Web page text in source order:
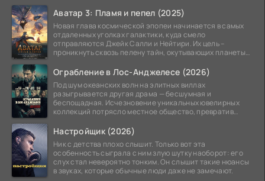
Аватар 3: Пламя и пепел (2025)
Новая глава космической эпопеи начинается в самых
отдаленных уголках галактики, куда смело
отправляются Джейк Салли и Нейтири. Их цель –
проникнуть сквозь пелену тайн, окутывающих планеты
Ограбление в Лос-Анджелесе (2026)
Под шум океанских волн на элитных виллах
разыгрывается другая драма — бесшумная и
беспощадная. Исчезновение уникальных ювелирных
коллекций потрясло местное общество, превратив
Настройщик (2026)
Ник с детства плохо слышит. Только вот эта
особенность сыграла с ним злую шутку наоборот: его
слух стал невероятно тонким. Он слышит такие нюансы
в звуках, которые обычные люди даже не замечают.